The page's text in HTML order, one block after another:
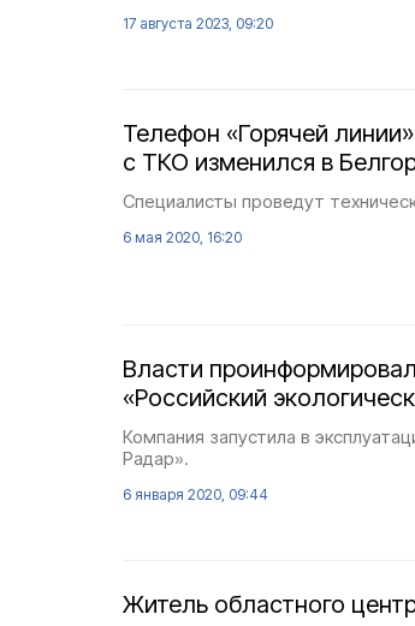
17 августа 2023, 09:20
Телефон «Горячей
с ТКО изменился в
Специалисты проведут
6 мая 2020, 16:20
Власти
«Российский
Компания запустила в
Радар».
6 января 2020, 09:44
Житель областного